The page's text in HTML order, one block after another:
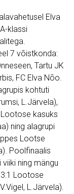
Elva
klassi
7 võistkonda:
Tartu JK
FC Elva Nõo.
kohtuti
L.Järvela),
kasuks
ning alagrupi
Lootse
Poolfinaalis
ning mängu
Lootose
L.Järvela).